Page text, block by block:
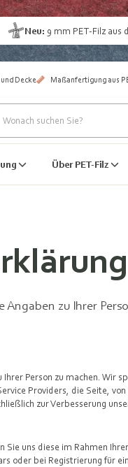
Neu: 9 mm PET-Filz aus
Decke Maßanfertigung aus
Über PET-Filz
Angaben zu Ihrer
Person zu machen. Wir
Providers, die Seite,
zur Verbesserung
uns diese im Rahmen
oder bei Registrierung für